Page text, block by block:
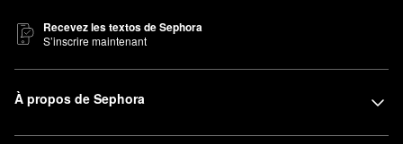
Recevez les textos de Sephora
S’inscrire maintenant
À propos de Sephora